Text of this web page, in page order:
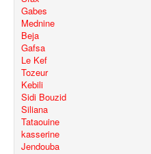
Gabes
Mednine
Beja
Gafsa
Le Kef
Tozeur
Kebili
Sidi Bouzid
Siliana
Tataouine
kasserine
Jendouba